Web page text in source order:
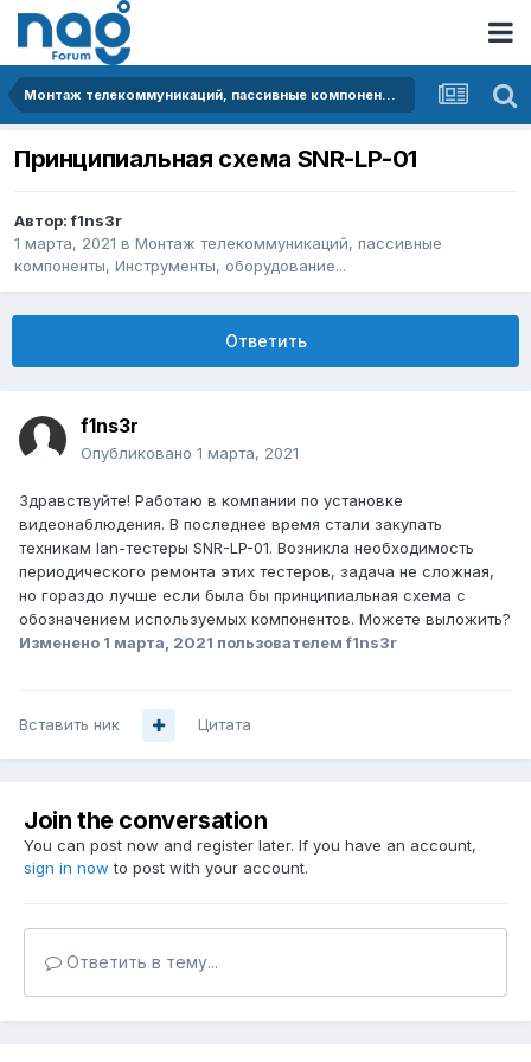
Монтаж телекоммуникаций, пассивные компоненты, Инструменты, оборудование...
Принципиальная схема SNR-LP-01
Автор:f1ns3r
1 марта, 2021 в Монтаж телекоммуникаций, пассивные
компоненты, Инструменты, оборудование...
Ответить
f1ns3r
Опубликовано 1 марта, 2021
Здравствуйте! Работаю в компании по установке
видеонаблюдения. В последнее время стали закупать
техникам lan-тестеры SNR-LP-01. Возникла необходимость
периодического ремонта этих тестеров, задача не сложная,
но гораздо лучше если была бы принципиальная схема с
обозначением используемых компонентов. Можете выложить?
Изменено 1 марта, 2021 пользователем f1ns3r
Вставить ник Цитата
Join the conversation
You can post now and register later. If you have an account,
sign in now to post with your account.
Ответить в тему...